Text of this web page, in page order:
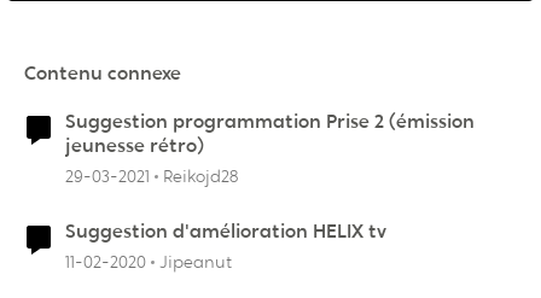
Contenu connexe
Suggestion programmation Prise 2 (émission
jeunesse rétro)
29-03-2021 Reikojd28
Suggestion d'amélioration HELIX tv
11-02-2020 Jipeanut